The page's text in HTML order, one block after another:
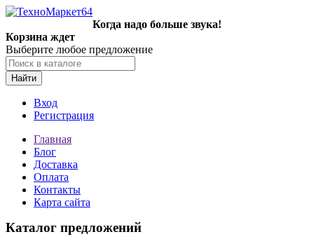
Когда надо больше звука!
Корзина ждет
Выберите любое предложение
Найти
Вход
Регистрация
Главная
Блог
Доставка
Оплата
Контакты
Карта сайта
Каталог предложений